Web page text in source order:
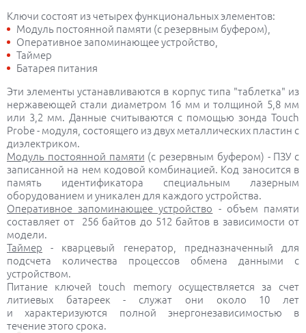
Ключи состоят из четырех функциональных элементов:
Модуль постоянной памяти (с резервным буфером),
Оперативное запоминающее устройство,
Таймер
Батарея питания
Эти элементы устанавливаются в корпус типа "таблетка" из
нержавеющей стали диаметром 16 мм и толщиной 5,8 мм
или 3,2 мм. Данные считываются с помощью зонда Touch
Probe - модуля, состоящего из двух металлических пластин с
диэлектриком.
Модуль постоянной памяти (с резервным буфером) - ПЗУ с
записанной на нем кодовой комбинацией. Код заносится в
память идентификатора специальным лазерным
оборудованием и уникален для каждого устройства.
Оперативное запоминающее устройство - объем памяти
составляет от 256 байтов до 512 байтов в зависимости от
модели.
Таймер - кварцевый генератор, предназначенный для
подсчета количества процессов обмена данными с
устройством.
Питание ключей touch memory осуществляется за счет
литиевых батареек - служат они около 10 лет
и характеризуются полной энергонезависимостью в
течение этого срока.